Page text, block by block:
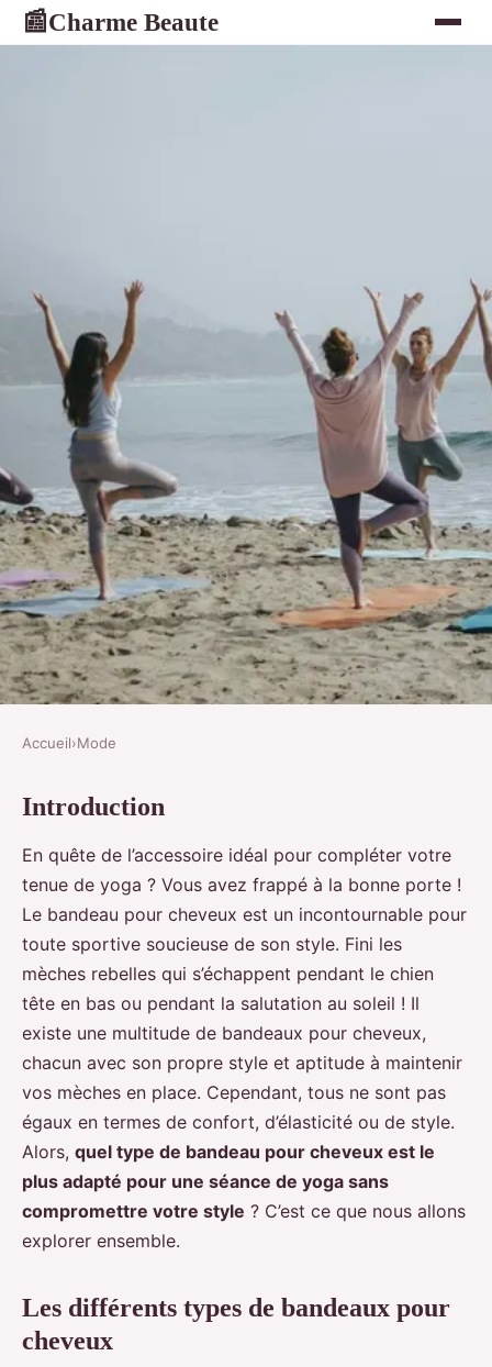
📰Charme Beaute
Quels types de bandeaux pour
cheveux sont adaptés pour une
séance de yoga sans
compromettre le style?
Gabin•3 avril 2024 •6 min de lecture
Accueil›Mode
Introduction
En quête de l’accessoire idéal pour compléter votre
tenue de yoga ? Vous avez frappé à la bonne porte !
Le bandeau pour cheveux est un incontournable pour
toute sportive soucieuse de son style. Fini les
mèches rebelles qui s’échappent pendant le chien
tête en bas ou pendant la salutation au soleil ! Il
existe une multitude de bandeaux pour cheveux,
chacun avec son propre style et aptitude à maintenir
vos mèches en place. Cependant, tous ne sont pas
égaux en termes de confort, d’élasticité ou de style.
Alors, quel type de bandeau pour cheveux est le
plus adapté pour une séance de yoga sans
compromettre votre style ? C’est ce que nous allons
explorer ensemble.
Les différents types de bandeaux pour
cheveux